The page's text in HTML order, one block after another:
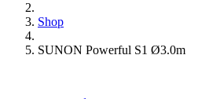
Shop
SUNON Powerful S1 Ø3.0m